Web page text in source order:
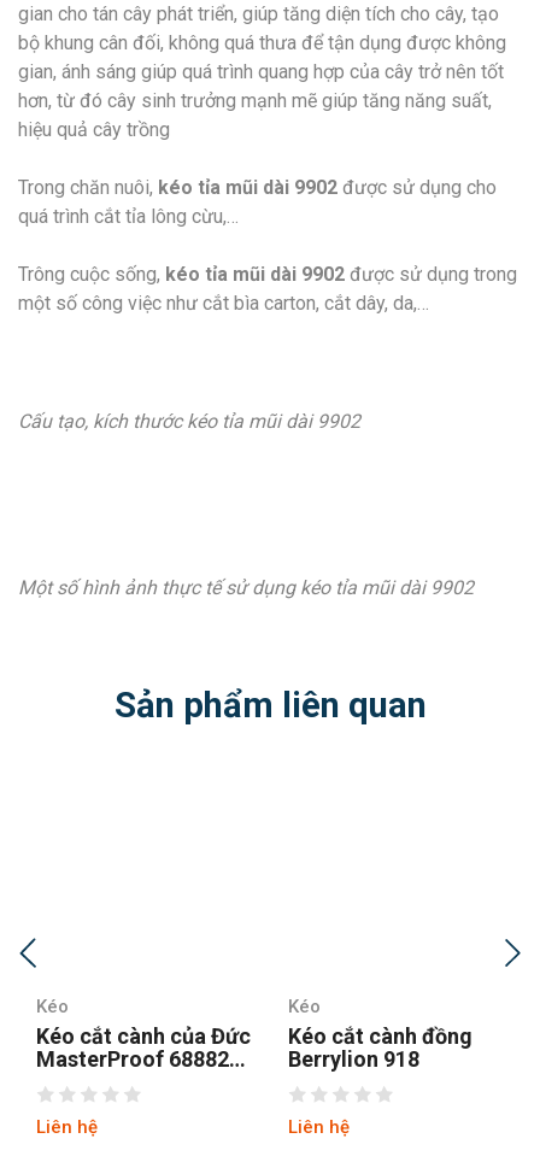
gian cho tán cây phát triển, giúp tăng diện tích cho cây, tạo
bộ khung cân đối, không quá thưa để tận dụng được không
gian, ánh sáng giúp quá trình quang hợp của cây trở nên tốt
hơn, từ đó cây sinh trưởng mạnh mẽ giúp tăng năng suất,
hiệu quả cây trồng
Trong chăn nuôi, kéo tỉa mũi dài 9902 được sử dụng cho
quá trình cắt tỉa lông cừu,…
Trông cuộc sống, kéo tỉa mũi dài 9902 được sử dụng trong
một số công việc như cắt bìa carton, cắt dây, da,…
Cấu tạo, kích thước kéo tỉa mũi dài 9902
Một số hình ảnh thực tế sử dụng kéo tỉa mũi dài 9902
Sản phẩm liên quan
Kéo
Kéo cắt cành đồng
Berrylion 918
Liên hệ
Kéo
Kéo cắt cành Sada
Trung Quốc
Liên hệ